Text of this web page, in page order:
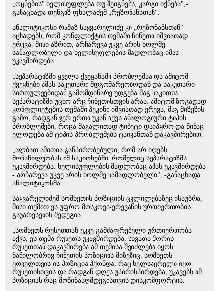
„ოცნების" ხელისუფლება თუ შეიგნებს, კარგი იქნება",-
განაცხადა თენგიზ ფხალაძემ „რეზონანსთან".
ანალიტიკოსი რამაზ საყვარელიძე კი „რეზონანსთან"
აცხადებს, რომ კონფლიქტის თემაში ჩინეთი იშვიათად
ერევა. მისი აზრით, არჩარევა უკვე არის ხოლმე
სამადლობელი და ხელისუფლების მადლობაც იმას
უკავშირდება.
„სეპარატიზმი ყველა ქვეყანაში პრობლემაა და ამიტომ
ქვეყნები ამას საკუთარი მდგომარეობოდან და საკუთარი
სირთულეებიდან გამომდინარე უდგება მაგ საკითხს.
სეპარატიზმი უცხო არც ჩინეთისთვის არაა. ამიტომ ზოგადად
კონფლიქტების თემაში პეკინი იშვიათად ერევა, მაგ მიზეზის
გამო, რადგან ჯერ ერთი უკან აქვს ანალოგიური ტიპის
პრობლემები, როცა მაგალითად ტიბეტი დაიპყრო და წინაც
ელოდება ამ ტიპის პრობლემებს ტაივანთან დაკავშირებით.
„ალბათ ამითია განპირობებული, რომ არ იღებს
მონაწილეობას იმ საკითხებში, რომელიც სეპარატიზმს
უკავშირდება. ხელისუფლების მადლობაც ამას უკავშირდება
- არჩარევა უკვე არის ხოლმე სამადლობელი", -განაცხადა
ანალიტიკოსმა.
საყვარელიძემ სომხეთის პოზიციის ცვლილებაზეც ისაუბრა,
მისი თქმით ეს უფრო მოსკოვი-ერევანის ურთიერთობის
გაუარესების შედეგია.
„სომხეთს რუსეთთან უკვე გამძაფრებული ურთიერთობა
აქვს, ეს თემა რუსეთს უკავშირდება, სხვათა შორის
რუსეთთან დაკავშირება ამ თემისა შეიძლება იყოს
ნაწილობრივ ჩინეთის პოზიციის მიზეზიც. სომხეთს
ყოველთვის ის პოზიცია ჰქონდა, რაც ხელსაყრელი იყო
რუსეთისთვის და რადგან დღეს უპირისპირდება, უკავებს იმ
პოზიციას რაც მოწინააღმდეგისთვის დისკომფორტია.